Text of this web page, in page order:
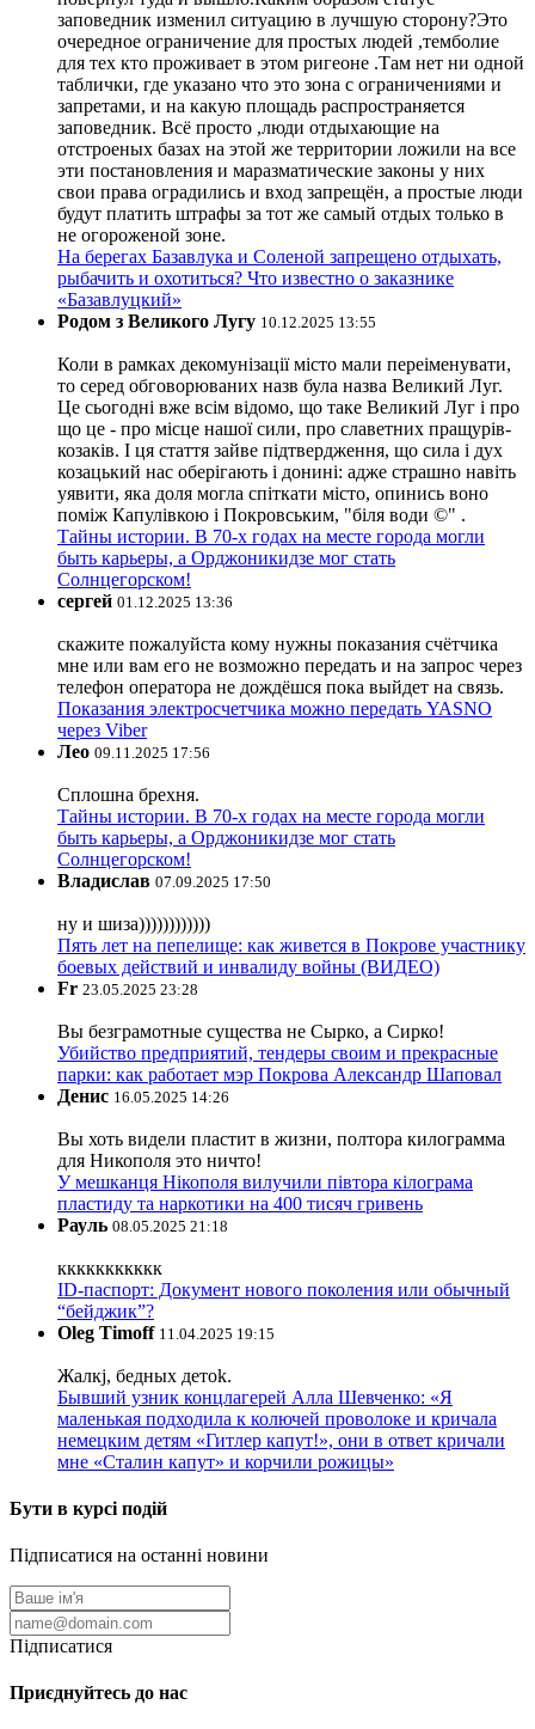
заповедник изменил ситуацию в лучшую сторону?Это
очередное ограничение для простых людей ,темболие
для тех кто проживает в этом ригеоне .Там нет ни одной
таблички, где указано что это зона с ограничениями и
запретами, и на какую площадь распространяется
заповедник. Всё просто ,люди отдыхающие на
отстроеных базах на этой же территории ложили на все
эти постановления и маразматические законы у них
свои права оградились и вход запрещён, а простые люди
будут платить штрафы за тот же самый отдых только в
не огороженой зоне.
На берегах Базавлука и Соленой запрещено отдыхать,
рыбачить и охотиться? Что известно о заказнике
«Базавлуцкий»
Родом з Великого Лугу 10.12.2025 13:55
Коли в рамках декомунізації місто мали переіменувати,
то серед обговорюваних назв була назва Великий Луг.
Це сьогодні вже всім відомо, що таке Великий Луг і про
що це - про місце нашої сили, про славетних пращурів-
козаків. І ця стаття зайве підтвердження, що сила і дух
козацький нас оберігають і донині: адже страшно навіть
уявити, яка доля могла спіткати місто, опинись воно
поміж Капулівкою і Покровським, "біля води ©" .
Тайны истории. В 70-х годах на месте города могли
быть карьеры, а Орджоникидзе мог стать
Солнцегорском!
сергей 01.12.2025 13:36
скажите пожалуйста кому нужны показания счётчика
мне или вам его не возможно передать и на запрос через
телефон оператора не дождёшся пока выйдет на связь.
Показания электросчетчика можно передать YASNO
через Viber
Лео 09.11.2025 17:56
Сплошна брехня.
Тайны истории. В 70-х годах на месте города могли
быть карьеры, а Орджоникидзе мог стать
Солнцегорском!
Владислав 07.09.2025 17:50
ну и шиза))))))))))))
Пять лет на пепелище: как живется в Покрове участнику
боевых действий и инвалиду войны (ВИДЕО)
Fr 23.05.2025 23:28
Вы безграмотные существа не Сырко, а Сирко!
Убийство предприятий, тендеры своим и прекрасные
парки: как работает мэр Покрова Александр Шаповал
Денис 16.05.2025 14:26
Вы хоть видели пластит в жизни, полтора килограмма
для Никополя это ничто!
У мешканця Нікополя вилучили півтора кілограма
пластиду та наркотики на 400 тисяч гривень
Рауль 08.05.2025 21:18
ккккккккккк
ID-паспорт: Документ нового поколения или обычный
“бейджик”?
Oleg Timoff 11.04.2025 19:15
Жалкj, бедных детok.
Бывший узник концлагерей Алла Шевченко: «Я
маленькая подходила к колючей проволоке и кричала
немецким детям «Гитлер капут!», они в ответ кричали
мне «Сталин капут» и корчили рожицы»
Бути в курсі подій
Підписатися на останні новини
Підписатися
Приєднуйтесь до нас